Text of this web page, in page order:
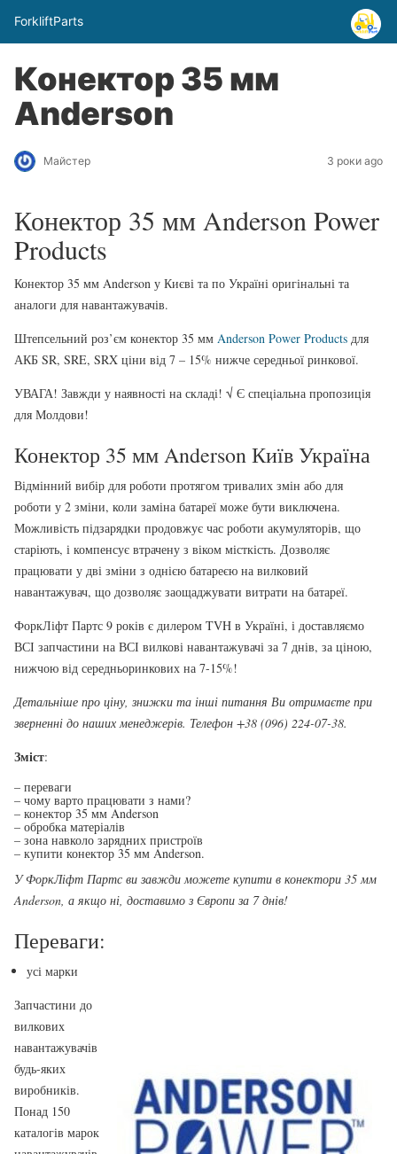
ForkliftParts
Конектор 35 мм
Anderson
Майстер 3 роки ago
Конектор 35 мм Anderson Power
Products
Конектор 35 мм Anderson у Києві та по Україні оригінальні та
аналоги для навантажувачів.
Штепсельний роз’єм конектор 35 мм Anderson Power Products для
АКБ SR, SRE, SRX ціни від 7 – 15% нижче середньої ринкової.
УВАГА! Завжди у наявності на складі! √ Є спеціальна пропозиція
для Молдови!
Конектор 35 мм Anderson Київ Україна
Відмінний вибір для роботи протягом тривалих змін або для
роботи у 2 зміни, коли заміна батареї може бути виключена.
Можливість підзарядки продовжує час роботи акумуляторів, що
старіють, і компенсує втрачену з віком місткість. Дозволяє
працювати у дві зміни з однією батареєю на вилковий
навантажувач, що дозволяє заощаджувати витрати на батареї.
ФоркЛіфт Партс 9 років є дилером TVH в Україні, і доставляємо
ВСІ запчастини на ВСІ вилкові навантажувачі за 7 днів, за ціною,
нижчою від середньоринкових на 7-15%!
Детальніше про ціну, знижки та інші питання Ви отримаєте при
зверненні до наших менеджерів. Телефон +38 (096) 224-07-38.
Зміст:
– переваги
– чому варто працювати з нами?
– конектор 35 мм Anderson
– обробка матеріалів
– зона навколо зарядних пристроїв
– купити конектор 35 мм Anderson.
У ФоркЛіфт Партс ви завжди можете купити в конектори 35 мм
Anderson, а якщо ні, доставимо з Європи за 7 днів!
Переваги:
усі марки
Запчастини до
вилкових
навантажувачів
будь-яких
виробників.
Понад 150
каталогів марок